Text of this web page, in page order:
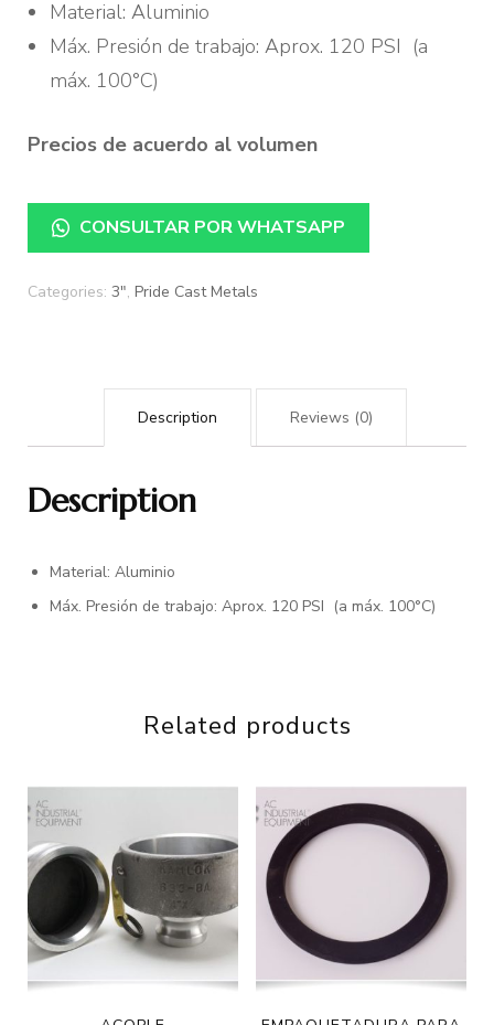
Material: Aluminio
Máx. Presión de trabajo: Aprox. 120 PSI (a
máx. 100°C)
Precios de acuerdo al volumen
CONSULTAR POR WHATSAPP
Categories: 3", Pride Cast Metals
Description Reviews (0)
Description
Material: Aluminio
Máx. Presión de trabajo: Aprox. 120 PSI (a máx. 100°C)
Related products